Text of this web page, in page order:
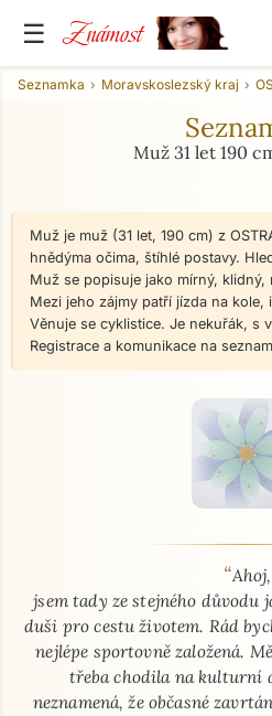
☰ Známost
Seznamka Moravskoslezský kraj
Muž 31 let 190
Muž je muž (31 let, 190 cm) z
hnědýma očima, štíhlé postavy.
Muž se popisuje jako mírný,
Mezi jeho zájmy patří jízda na kole,
Věnuje se cyklistice. Je nekuřák, s
Registrace a komunikace na
“Ahoj,
jsem tady ze stejného důvodu
duši pro cestu životem. Rád
nejlépe sportovně založená.
třeba chodila na kulturní
neznamená, že občasné